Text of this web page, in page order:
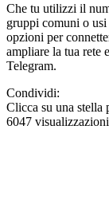
Che tu utilizzi il
gruppi comuni o
opzioni per
ampliare la tua rete
Telegram.
Condividi:
Clicca su una stella
6047 visualizzazioni